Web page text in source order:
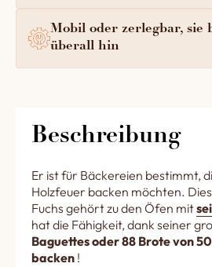
Mobil oder zerlegbar, sie
überall hin
Beschreibung
Er ist für Bäckereien bestimmt,
Holzfeuer backen möchten.
Fuchs gehört zu den Öfen mit
hat die Fähigkeit, dank seiner
Baguettes oder 88 Brote von
backen !